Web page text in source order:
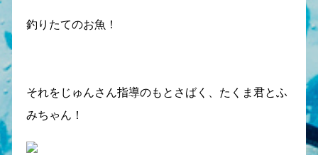
釣りたてのお魚！
それをじゅんさん指導のもとさばく、たくま君とふ
みちゃん！